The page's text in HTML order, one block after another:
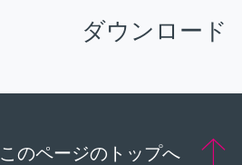
ダウンロード
このページのトップへ